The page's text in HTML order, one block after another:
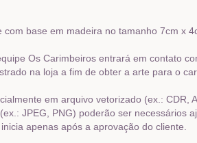
base em madeira no tamanho 7cm x
Os Carimbeiros entrará em contato
na loja a fim de obter a arte para o
em arquivo vetorizado (ex.: CDR,
JPEG, PNG) poderão ser necessários
apenas após a aprovação do cliente.